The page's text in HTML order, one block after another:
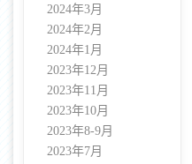
2024年3月
2024年2月
2024年1月
2023年12月
2023年11月
2023年10月
2023年8-9月
2023年7月